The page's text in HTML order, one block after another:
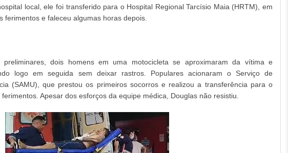
local, ele foi transferido para o Hospital Regional Tarcísio Maia (HRTM), em
ferimentos e faleceu algumas horas depois.
preliminares, dois homens em uma motocicleta se aproximaram da vítima e
logo em seguida sem deixar rastros. Populares acionaram o Serviço de
(SAMU), que prestou os primeiros socorros e realizou a transferência para o
Apesar dos esforços da equipe médica, Douglas não resistiu.